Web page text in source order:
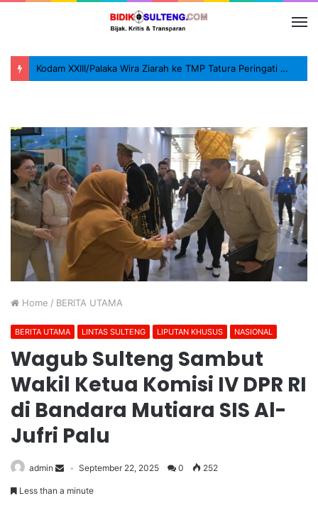
Kodam XXIII/Palaka Wira Ziarah ke TMP Tatura Peringati HUT ke-1
Home / BERITA UTAMA
BERITA UTAMA LINTAS SULTENG LIPUTAN KHUSUS NASIONAL
Wagub Sulteng Sambut
Wakil Ketua Komisi IV DPR RI
di Bandara Mutiara SIS Al-
Jufri Palu
admin September 22, 2025 0 252
Less than a minute